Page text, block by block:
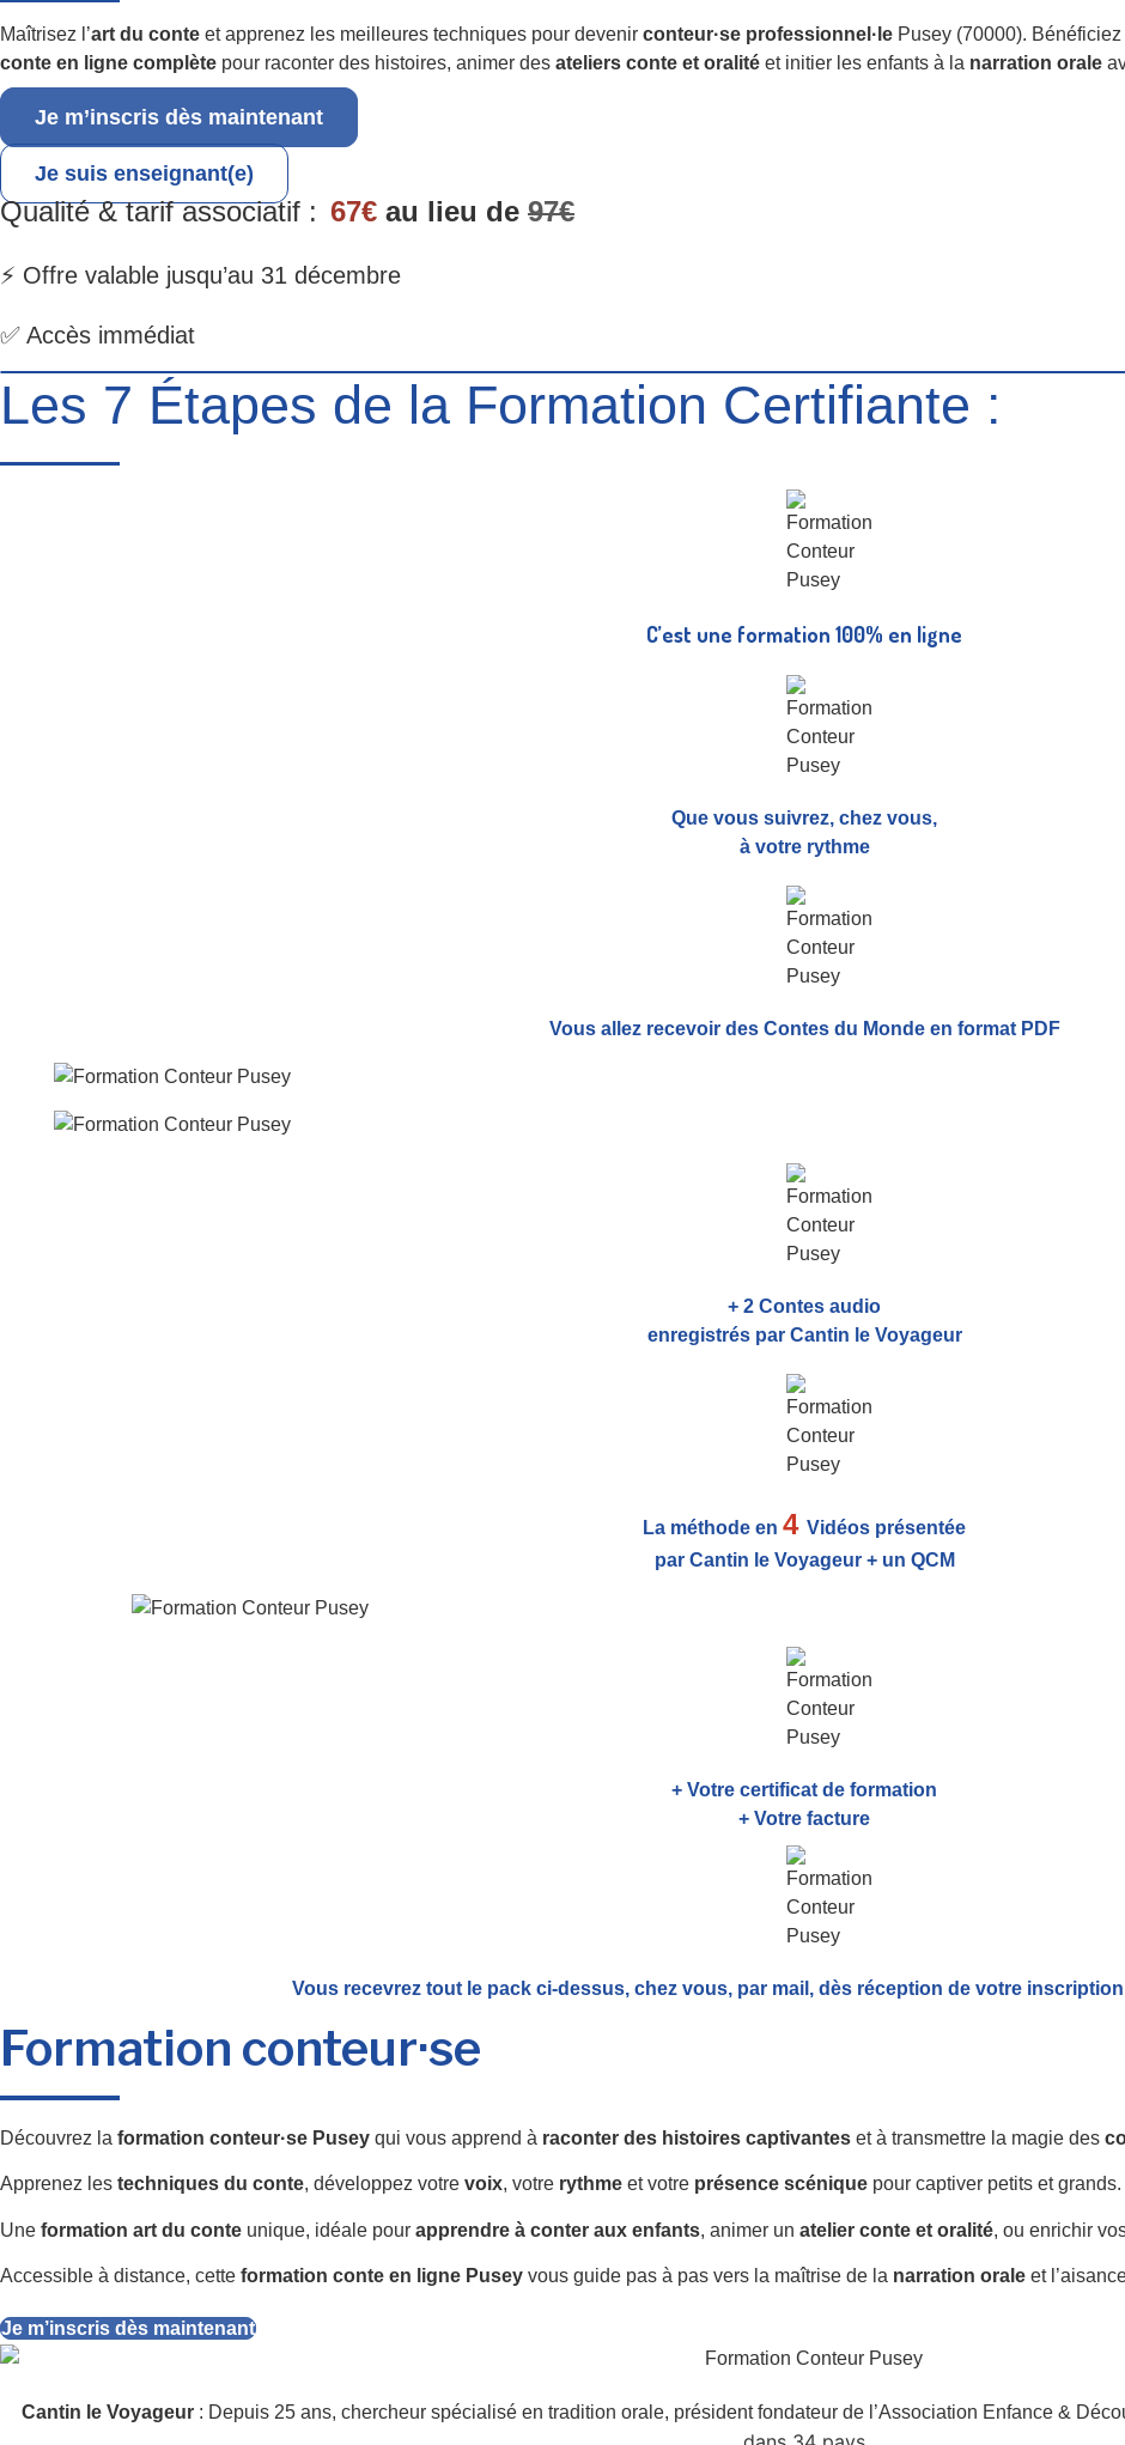
Maîtrisez l’art du conte et apprenez les meilleures techniques pour devenir conteur·se professionnel·le Pusey (70000). Bénéficiez
conte en ligne complète pour raconter des histoires, animer des ateliers conte et oralité et initier les enfants à la narration orale
Je m’inscris dès maintenant
Je suis enseignant(e)
Qualité & tarif associatif : 67€ au lieu de 97€
⚡ Offre valable jusqu’au 31 décembre
✅ Accès immédiat
Les 7 Étapes de la Formation Certifiante :
C’est une formation 100% en ligne
Que vous suivrez, chez vous,
à votre rythme
Vous allez recevoir des Contes du Monde en format PDF
+ 2 Contes audio
enregistrés par Cantin le Voyageur
La méthode en 4 Vidéos présentée
par Cantin le Voyageur + un QCM
+ Votre certificat de formation
+ Votre facture
Vous recevrez tout le pack ci-dessus, chez vous, par mail, dès réception de votre
Formation conteur·se
Découvrez la formation conteur·se Pusey qui vous apprend à raconter des histoires captivantes et à transmettre la magie des
Apprenez les techniques du conte, développez votre voix, votre rythme et votre présence scénique pour captiver petits et grands.
Une formation art du conte unique, idéale pour apprendre à conter aux enfants, animer un atelier conte et oralité, ou enrichir
Accessible à distance, cette formation conte en ligne Pusey vous guide pas à pas vers la maîtrise de la narration orale et
Je m’inscris dès maintenant
Cantin le Voyageur : Depuis 25 ans, chercheur spécialisé en tradition orale, président fondateur de l’Association Enfance &